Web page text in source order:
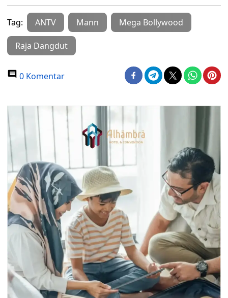
Tag: ANTV Mann Mega Bollywood
Raja Dangdut
0 Komentar